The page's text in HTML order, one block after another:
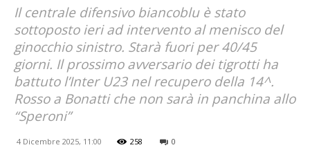
Il centrale difensivo biancoblu è stato
sottoposto ieri ad intervento al menisco del
ginocchio sinistro. Starà fuori per 40/45
giorni. Il prossimo avversario dei tigrotti ha
battuto l’Inter U23 nel recupero della 14^.
Rosso a Bonatti che non sarà in panchina allo
“Speroni”
4 Dicembre 2025, 11:00 258 0